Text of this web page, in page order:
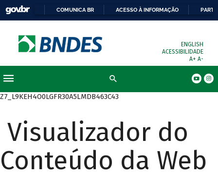
COMUNICA BR ACESSO À INFORMAÇÃO
ENGLISH
ACESSIBILIDADE
A+ A-
Z7_L9KEH4O0LGFR30A5LMDB463C43
Visualizador do
Conteúdo da Web